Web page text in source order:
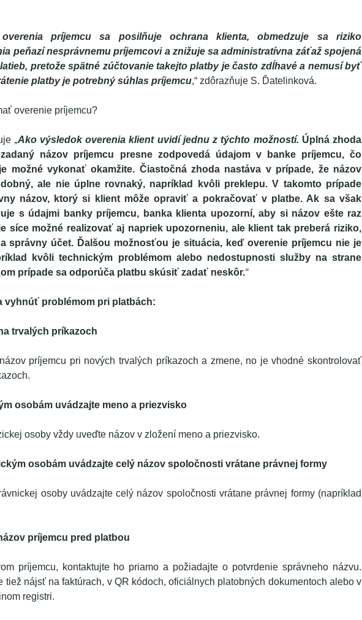
príjemcu sa posilňuje ochrana klienta, obmedzuje sa riziko
peňazí nesprávnemu príjemcovi a znižuje sa administratívna záťaž spojená
pretože spätné zúčtovanie takejto platby je často zdĺhavé a nemusí byť
platby je potrebný súhlas príjemcu,“ zdôrazňuje S. Ďatelinková.
overenie príjemcu?
„Ako výsledok overenia klient uvidí jednu z týchto možností. Úplná zhoda
názov príjemcu presne zodpovedá údajom v banke príjemcu, čo
možné vykonať okamžite. Čiastočná zhoda nastáva v prípade, že názov
ale nie úplne rovnaký, napríklad kvôli preklepu. V takomto prípade
názov, ktorý si klient môže opraviť a pokračovať v platbe. Ak sa však
s údajmi banky príjemcu, banka klienta upozorní, aby si názov ešte raz
síce možné realizovať aj napriek upozorneniu, ale klient tak preberá riziko,
správny účet. Ďalšou možnosťou je situácia, keď overenie príjemcu nie je
kvôli technickým problémom alebo nedostupnosti služby na strane
prípade sa odporúča platbu skúsiť zadať neskôr.“
vyhnúť problémom pri platbách:
trvalých príkazoch
príjemcu pri nových trvalých príkazoch a zmene, no je vhodné skontrolovať
osobám uvádzajte meno a priezvisko
osoby vždy uveďte názov v zložení meno a priezvisko.
osobám uvádzajte celý názov spoločnosti vrátane právnej formy
osoby uvádzajte celý názov spoločnosti vrátane právnej formy (napríklad
príjemcu pred platbou
príjemcu, kontaktujte ho priamo a požiadajte o potvrdenie správneho názvu.
tiež nájsť na faktúrach, v QR kódoch, oficiálnych platobných dokumentoch alebo v
registri.